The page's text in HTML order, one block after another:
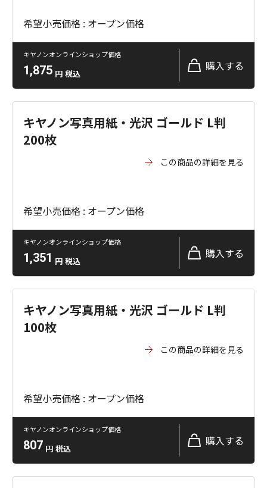
希望小売価格 : オープン価格
キヤノンオンラインショップ価格
1,875 円 税込
購入する
キヤノン写真用紙・光沢 ゴールド L判
200枚
この商品の詳細を見る
希望小売価格 : オープン価格
キヤノンオンラインショップ価格
1,351 円 税込
購入する
キヤノン写真用紙・光沢 ゴールド L判
100枚
この商品の詳細を見る
希望小売価格 : オープン価格
キヤノンオンラインショップ価格
807 円 税込
購入する